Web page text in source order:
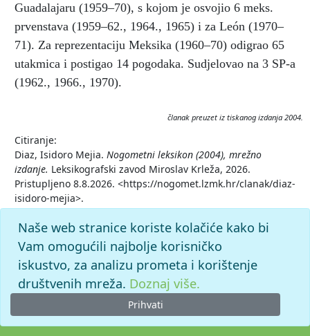
Guadalajaru (1959–70), s kojom je osvojio 6 meks.
prvenstava (1959–62., 1964., 1965) i za León (1970–
71). Za reprezentaciju Meksika (1960–70) odigrao 65
utakmica i postigao 14 pogodaka. Sudjelovao na 3 SP-a
(1962., 1966., 1970).
članak preuzet iz tiskanog izdanja 2004.
Citiranje:
Diaz, Isidoro Mejia. Nogometni leksikon (2004), mrežno
izdanje. Leksikografski zavod Miroslav Krleža, 2026.
Pristupljeno 8.8.2026. <https://nogomet.lzmk.hr/clanak/diaz-
isidoro-mejia>.
Naše web stranice koriste kolačiće kako bi
Vam omogućili najbolje korisničko
iskustvo, za analizu prometa i korištenje
društvenih mreža. Doznaj više.
Prihvati
© 2026. -Leksikografski zavodMiroslav Krleža